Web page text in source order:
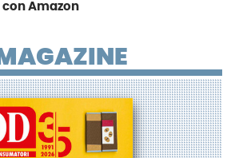
con Amazon
MAGAZINE